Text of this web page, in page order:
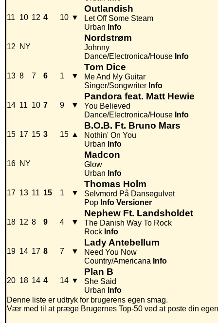
11 10 12 4 10 ▼
Outlandish
Let Off Some Steam
Urban Info
12 NY
Nordstrøm
Johnny
Dance/Electronica/House Info
13 8 7 6 1 ▼
Tom Dice
Me And My Guitar
Singer/Songwriter Info
14 11 10 7 9 ▼
Pandora feat. Matt Hewie
You Believed
Dance/Electronica/House Info
15 17 15 3 15 ▲
B.O.B. Ft. Bruno Mars
Nothin' On You
Urban Info
16 NY
Madcon
Glow
Urban Info
17 13 11 15 1 ▼
Thomas Holm
Selvmord På Dansegulvet
Pop Info Versioner
18 12 8 9 4 ▼
Nephew Ft. Landsholdet
The Danish Way To Rock
Rock Info
19 14 17 8 7 ▼
Lady Antebellum
Need You Now
Country/Americana Info
20 18 14 4 14 ▼
Plan B
She Said
Urban Info
Denne liste er udtryk for brugerens egen smag.
Vær med til at præge Brugernes Top-50 ved at poste din